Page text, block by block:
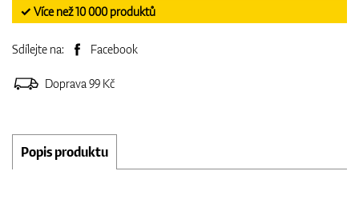
✓ Více než 10 000 produktů
Sdílejte na: Facebook
Doprava 99 Kč
Popis produktu